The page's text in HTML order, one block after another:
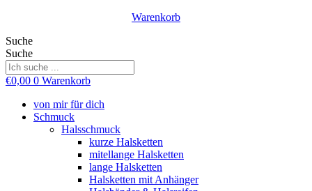
Warenkorb
Suche
Suche
€0,00 0 Warenkorb
von mir für dich
Schmuck
Halsschmuck
kurze Halsketten
mitellange Halsketten
lange Halsketten
Halsketten mit Anhänger